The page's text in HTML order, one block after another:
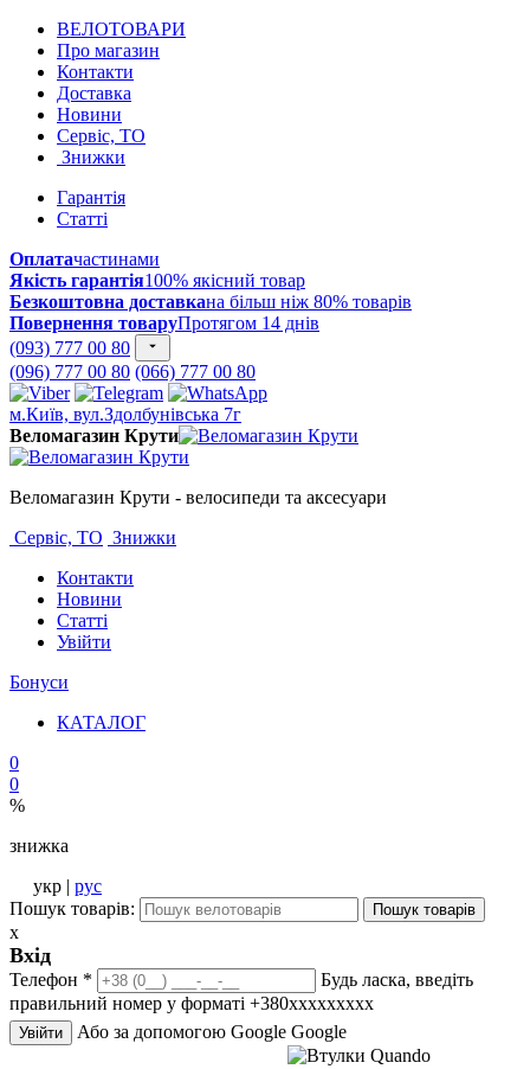
ВЕЛОТОВАРИ
Про магазин
Контакти
Доставка
Новини
Сервіс, ТО
Знижки
Гарантія
Статті
Оплатачастинами
Якість гарантія100% якісний товар
Безкоштовна доставкана більш ніж 80% товарів
Повернення товаруПротягом 14 днів
(093) 777 00 80
(096) 777 00 80 (066) 777 00 80
м.Київ, вул.Здолбунівська 7г
Веломагазин Крути
Веломагазин Крути - велосипеди та аксесуари
Сервіс, ТО Знижки
Контакти
Новини
Статті
Увійти
Бонуси
КАТАЛОГ
0
0
%
знижка
укр | рус
Пошук товарів:
Пошук товарів
x
Вхід
Телефон *
Будь ласка, введіть
правильний номер у форматі +380ххххххххх
Увійти Або за допомогою Google Google